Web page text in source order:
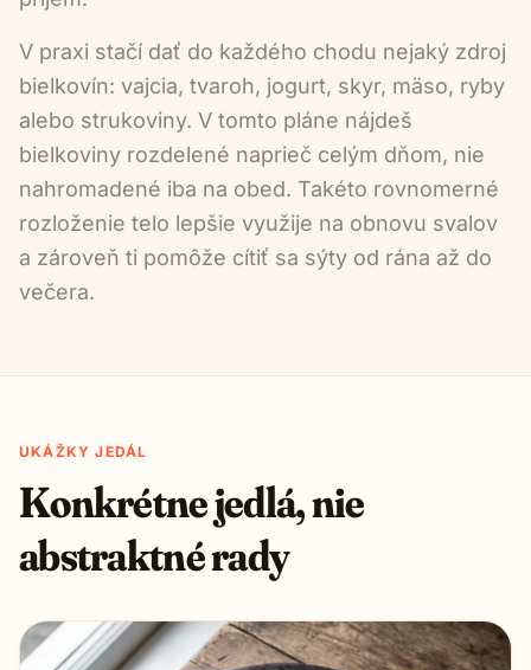
V praxi stačí dať do každého chodu nejaký zdroj
bielkovín: vajcia, tvaroh, jogurt, skyr, mäso, ryby
alebo strukoviny. V tomto pláne nájdeš
bielkoviny rozdelené naprieč celým dňom, nie
nahromadené iba na obed. Takéto rovnomerné
rozloženie telo lepšie využije na obnovu svalov
a zároveň ti pomôže cítiť sa sýty od rána až do
večera.
UKÁŽKY JEDÁL
Konkrétne jedlá, nie
abstraktné rady